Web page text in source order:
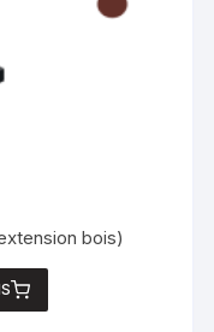
bois)